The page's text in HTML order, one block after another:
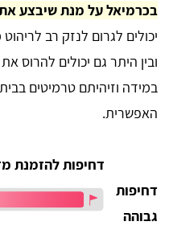
בכרמיאל על מנת שיבצע
יכולים לגרום לנזק רב
ובין היתר גם יכולים להרוס
במידה וזיהיתם טרמיטים
האפשרית.
דחיפות להזמנת
דחיפות
גבוהה